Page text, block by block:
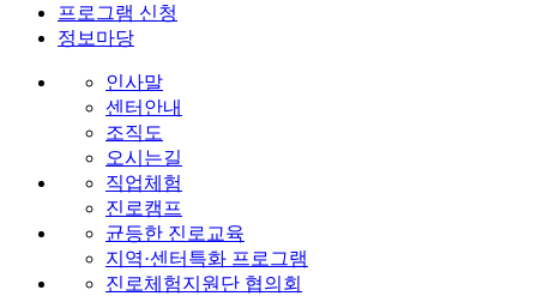
프로그램 신청
정보마당
인사말
센터안내
조직도
오시는길
직업체험
진로캠프
균등한 진로교육
지역·센터특화 프로그램
진로체험지원단 협의회